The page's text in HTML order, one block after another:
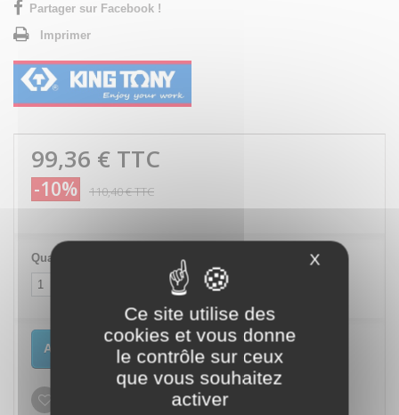
Ce site utilise des
cookies et vous donne
le contrôle sur ceux
que vous souhaitez
activer
X Masquer
Partager sur Facebook !
Imprimer
99,36 € TTC
-10% 110,40 €TTC
Quantité
Ajouter au panier
Ajouter à ma liste d'envies